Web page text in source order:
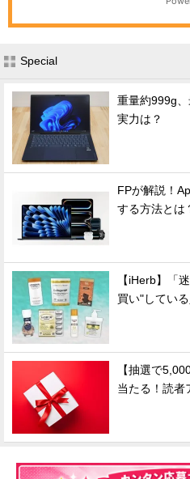
Special
重量約999g
実力は？
FPが解説！
する方法とは
【iHerb】「
買い"してい
【抽選で
当たる！読者